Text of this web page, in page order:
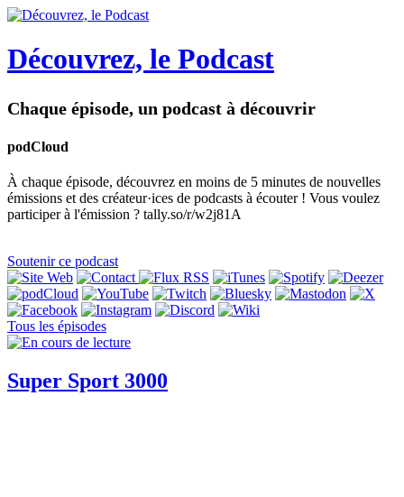
Découvrez, le Podcast
Chaque épisode, un podcast à découvrir
podCloud
À chaque épisode, découvrez en moins de 5 minutes de nouvelles
émissions et des créateur·ices de podcasts à écouter ! Vous voulez
participer à l'émission ? tally.so/r/w2j81A
Soutenir ce podcast
Tous les épisodes
Super Sport 3000